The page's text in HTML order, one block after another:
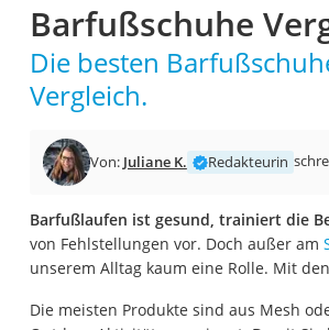
Barfußschuhe
Die besten
Vergleich.
Von: Juliane K. Redakteurin
Barfußlaufen ist gesund, trainiert die
von Fehlstellungen vor. Doch außer am
unserem Alltag kaum eine Rolle. Mit
Die meisten Produkte sind aus Mesh